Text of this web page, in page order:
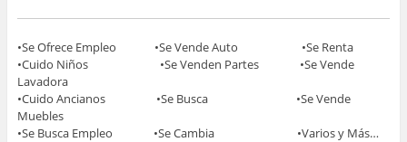
•Se Ofrece Empleo •Se Vende Auto •Se Renta
•Cuido Niños •Se Venden Partes •Se Vende
Lavadora
•Cuido Ancianos •Se Busca •Se Vende
Muebles
•Se Busca Empleo •Se Cambia •Varios y Más…